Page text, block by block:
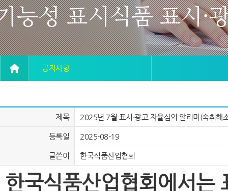
능성 표시식품 표시·
공지사항
제목 2025년 7월 표시·광고 자율심의 알리미(숙취해
등록일 2025-08-19
글쓴이 한국식품산업협회
한국식품산업협회에서는